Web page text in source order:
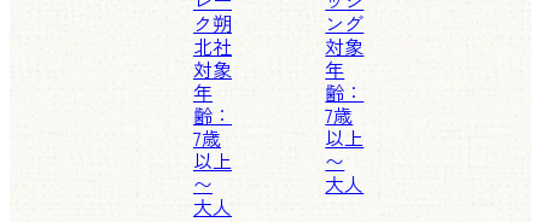
ク朔
北社
対象
年
齢：
7歳
以上
〜
大人
ング
対象
年
齢：
7歳
以上
〜
大人